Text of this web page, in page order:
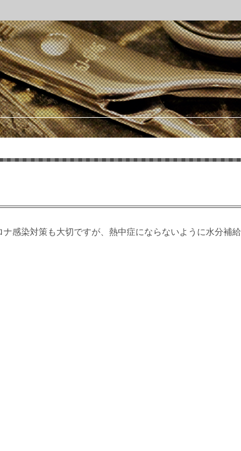
感染対策も大切ですが、熱中症にならないように水分補